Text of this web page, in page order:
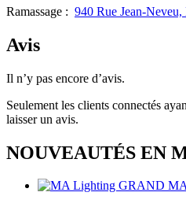
Ramassage : 940 Rue Jean-
Avis
Il n’y pas encore d’avis.
Seulement les clients connectés
laisser un avis.
NOUVEAUTÉS EN